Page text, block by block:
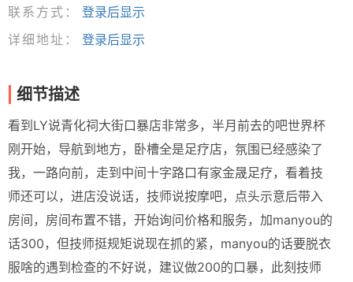
联系方式：
登录后显示
详细地址：
登录后显示
细节描述
看到LY说青化祠大街口暴店非常多，半月前去的吧世界杯
刚开始，导航到地方，卧槽全是足疗店，氛围已经感染了
我，一路向前，走到中间十字路口有家金晟足疗，看着技
师还可以，进店没说话，技师说按摩吧，点头示意后带入
房间，房间布置不错，开始询问价格和服务，加manyou的
话300，但技师挺规矩说现在抓的紧，manyou的话要脱衣
服啥的遇到检查的不好说，建议做200的口暴，此刻技师